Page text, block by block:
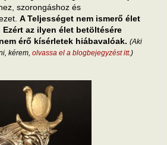
szorongáshoz és
A Teljességet nem ismerő élet
az ilyen élet betöltésére
érő kísérletek hiábavalóak. (Aki
kérem, olvassa el a blogbejegyzést itt.)